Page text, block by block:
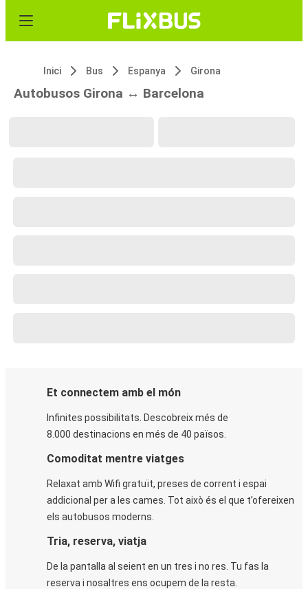
Inici Bus Espanya Girona
Autobusos Girona ↔ Barcelona
Et connectem amb el món
Infinites possibilitats. Descobreix més de
8.000 destinacions en més de 40 països.
Comoditat mentre viatges
Relaxat amb Wifi gratuït, preses de corrent i espai
addicional per a les cames. Tot això és el que t’ofereixen
els autobusos moderns.
Tria, reserva, viatja
De la pantalla al seient en un tres i no res. Tu fas la
reserva i nosaltres ens ocupem de la resta.